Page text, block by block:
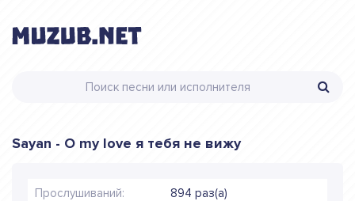
Sayan - О my love я тебя не вижу
Прослушиваний: 894 раз(а)